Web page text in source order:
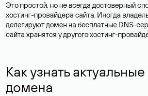
Это простой, но не всегда достоверный
хостинг-провайдера сайта. Иногда
делегируют домен на бесплатные DNS-
сайта хранятся у другого хостинг-
Как узнать
домена